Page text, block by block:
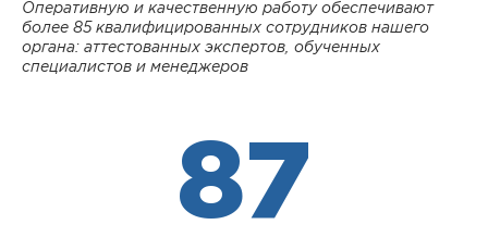
Оперативную и качественную работу обеспечивают
более 85 квалифицированных сотрудников нашего
органа: аттестованных экспертов, обученных
специалистов и менеджеров
87